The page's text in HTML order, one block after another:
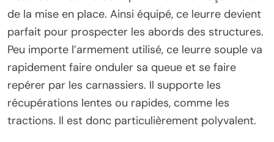
de la mise en place. Ainsi équipé, ce leurre devient
parfait pour prospecter les abords des structures.
Peu importe l’armement utilisé, ce leurre souple va
rapidement faire onduler sa queue et se faire
repérer par les carnassiers. Il supporte les
récupérations lentes ou rapides, comme les
tractions. Il est donc particulièrement polyvalent.